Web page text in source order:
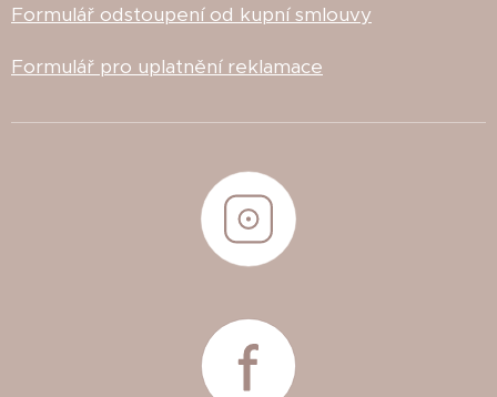
Formulář odstoupení od kupní smlouvy
Formulář pro uplatnění reklamace